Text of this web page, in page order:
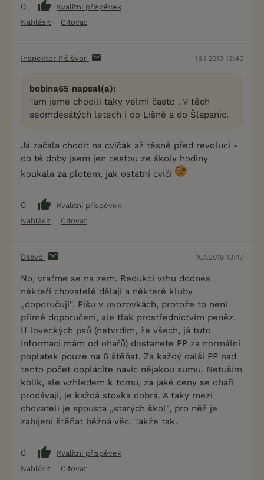
0
Kvalitní příspěvek
Nahlásit
Citovat
Inspektor Pišišvor 16.1.2019 13:40
bobina65 napsal(a):
Tam jsme chodili taky velmi často . V těch
sedmdesátých letech i do Líšně a do Šlapanic.
Já začala chodit na cvičák až těsně před revolucí -
do té doby jsem jen cestou ze školy hodiny
koukala za plotem, jak ostatní cvičí
0
Kvalitní příspěvek
Nahlásit
Citovat
Dasvo 16.1.2019 13:47
No, vraťme se na zem. Redukci vrhu dodnes
někteří chovatelé dělají a některé kluby
„doporučují“. Píšu v uvozovkách, protože to není
přímé doporučení, ale tlak prostřednictvím peněz.
U loveckých psů (netvrdím, že všech, já tuto
informaci mám od ohařů) dostanete PP za normální
poplatek pouze na 6 štěňat. Za každý další PP nad
tento počet doplácíte navíc nějakou sumu. Netuším
kolik, ale vzhledem k tomu, za jaké ceny se ohaři
prodávají, je každá stovka dobrá. A taky mezi
chovateli je spousta „starých škol“, pro něž je
zabíjení štěňat běžná věc. Takže tak.
0
Kvalitní příspěvek
Nahlásit
Citovat